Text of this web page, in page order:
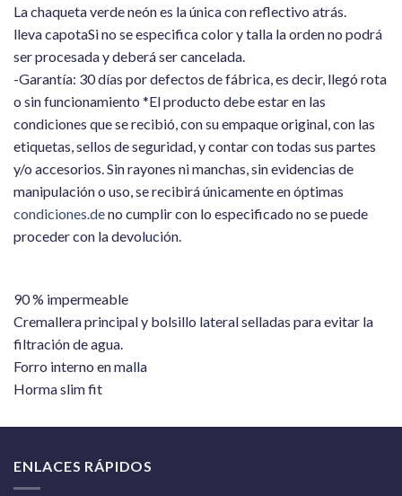
La chaqueta verde neón es la única con reflectivo atrás.
lleva capotaSi no se especifica color y talla la orden no podrá
ser procesada y deberá ser cancelada.
-Garantía: 30 días por defectos de fábrica, es decir, llegó rota
o sin funcionamiento *El producto debe estar en las
condiciones que se recibió, con su empaque original, con las
etiquetas, sellos de seguridad, y contar con todas sus partes
y/o accesorios. Sin rayones ni manchas, sin evidencias de
manipulación o uso, se recibirá únicamente en óptimas
condiciones.deno cumplir con lo especificado no se puede
proceder con la devolución.
90 % impermeable
Cremallera principal y bolsillo lateral selladas para evitar la
filtración de agua.
Forro interno en malla
Horma slim fit
ENLACES RÁPIDOS